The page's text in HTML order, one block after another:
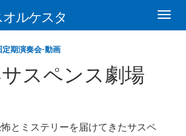
ルケスタ
定期演奏会-動画
スペンス劇場
とミステリーを届けてきたサスペ